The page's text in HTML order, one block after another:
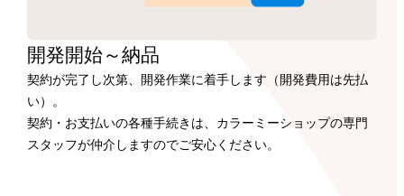
開発開始～納品
契約が完了し次第、開発作業に着手します（開発費用は先払
い）。
契約・お支払いの各種手続きは、カラーミーショップの専門
スタッフが仲介しますのでご安心ください。